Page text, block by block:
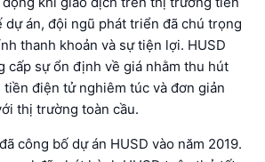
án, đội ngũ phát triển đã chú trọng
thanh khoản và sự tiện lợi. HUSD
cấp sự ổn định về giá nhằm thu hút
điện tử nghiêm túc và đơn giản
thị trường toàn cầu.
công bố dự án HUSD vào năm 2019.